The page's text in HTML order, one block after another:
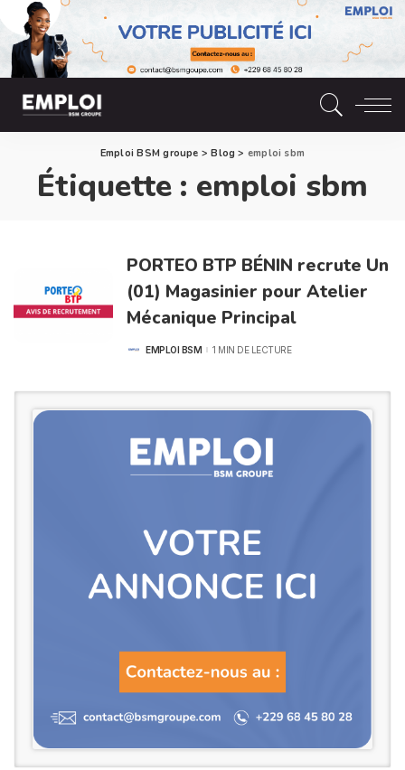
Emploi BSM groupe >Blog > emploi sbm
Étiquette : emploi sbm
PORTEO BTP BÉNIN recrute Un
(01) Magasinier pour Atelier
Mécanique Principal
POSTEDEMPLOI BSM 1 MIN DE LECTURE